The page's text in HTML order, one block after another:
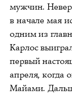
мужчин.
в начале мая
одним из
Карлос
первый
апреля, когда
Майами.